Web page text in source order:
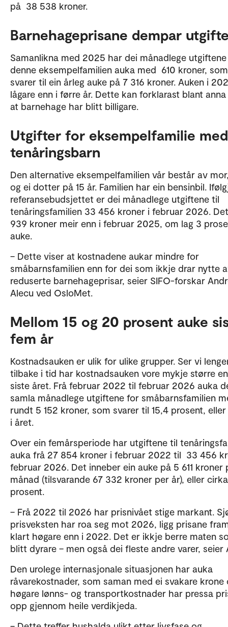
på 38 538 kroner.
Barnehageprisane dempar
Samanlikna med 2025 har dei månadlege
denne eksempelfamilien auka med 610 kroner, som
svarer til ein årleg auke på 7 316 kroner. Auken i
lågare enn i førre år. Dette kan forklarast blant
at barnehage har blitt billigare.
Utgifter for eksempelfamilie med
tenåringsbarn
Den alternative eksempelfamilien vår består av
og ei dotter på 15 år. Familien har ein bensinbil.
referansebudsjettet er dei månadlege utgiftene til
tenåringsfamilien 33 456 kroner i februar 2026.
939 kroner meir enn i februar 2025, om lag 3
auke.
– Dette viser at kostnadene aukar mindre for
småbarnsfamilien enn for dei som ikkje drar nytte
reduserte barnehageprisar, seier SIFO-forskar
Alecu ved OsloMet.
Mellom 15 og 20 prosent auke
fem år
Kostnadsauken er ulik for ulike grupper. Ser vi
tilbake i tid har kostnadsauken vore mykje større
siste året. Frå februar 2022 til februar 2026 auka
samla månadlege utgiftene for småbarnsfamilien
rundt 5 152 kroner, som svarer til 15,4 prosent, eller
i året.
Over ein femårsperiode har utgiftene til
auka frå 27 854 kroner i februar 2022 til 33 456
februar 2026. Det inneber ein auke på 5 611 kroner
månad (tilsvarande 67 332 kroner per år), eller
prosent.
– Frå 2022 til 2026 har prisnivået stige markant.
prisveksten har roa seg mot 2026, ligg prisane
klart høgare enn i 2022. Det er ikkje berre maten
blitt dyrare – men også dei fleste andre varer, seier
Den urolege internasjonale situasjonen har auka
råvarekostnader, som saman med ei svakare krone
høgare lønns- og transportkostnader har pressa
opp gjennom heile verdikjeda.